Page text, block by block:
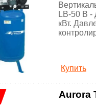
LB-50 В -
кВт.
Купить
Aurora